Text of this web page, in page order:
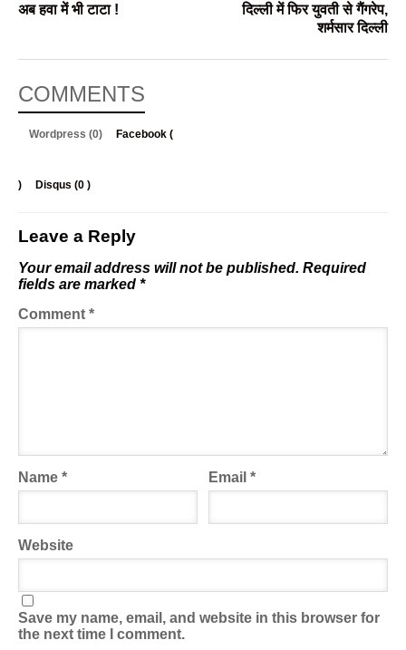
अब हवा में भी टाटा !
दिल्ली में फिर युवती से गैंगरेप,
शर्मसार दिल्ली
COMMENTS
Wordpress (0) Facebook (
) Disqus (0 )
Leave a Reply
Your email address will not be published. Required
fields are marked *
Comment *
Name * Email*
Website
Save my name, email, and website in this browser for
the next time I comment.